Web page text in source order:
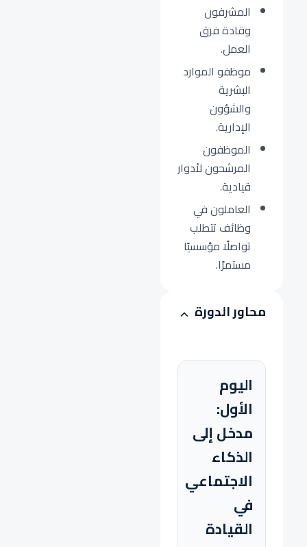
المشرفون
وقادة فرق
العمل.
موظفو الموارد
البشرية
والشؤون
الإدارية.
الموظفون
المرشحون لأدوار
قيادية.
العاملون في
وظائف تتطلب
تواصلًا مؤسسيًا
مستمرًا.
محاور الدورة
اليوم
الأول:
مدخل إلى
الذكاء
الاجتماعي
في
القيادة